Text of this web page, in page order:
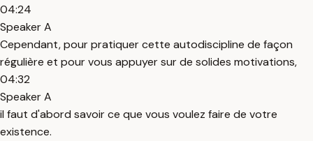
04:24
Speaker A
Cependant, pour pratiquer cette autodiscipline de façon
régulière et pour vous appuyer sur de solides motivations,
04:32
Speaker A
il faut d'abord savoir ce que vous voulez faire de votre
existence.